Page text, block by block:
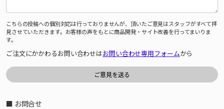
こちらの投稿への個別対応は行っておりませんが、頂いたご意見はスタッフがすべて拝
見させていただきます。お客様の声をもとに商品開発・サイト改善を行ってまいりま
す。
ご注文にかかわるお問い合わせはお問い合わせ専用フォームから
■ お問合せ